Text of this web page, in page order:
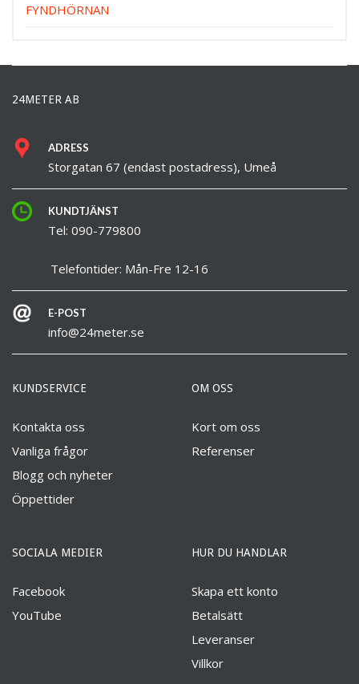
FYNDHÖRNAN
24METER AB
ADRESS
Storgatan 67 (endast postadress), Umeå
KUNDTJÄNST
Tel: 090-779800
Telefontider: Mån-Fre 12-16
E-POST
info@24meter.se
KUNDSERVICE
Kontakta oss
Vanliga frågor
Blogg och nyheter
Öppettider
OM OSS
Kort om oss
Referenser
SOCIALA MEDIER
Facebook
YouTube
HUR DU HANDLAR
Skapa ett konto
Betalsätt
Leveranser
Villkor